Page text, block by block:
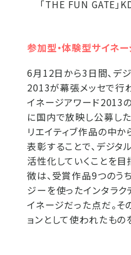
「THE FUN GATE」
参加型・体験型サイネ
6月12日から3日間、デ
2013が幕張メッセで行
イネージアワード2013
に国内で放映し公募し
リエイティブ作品の中
表彰することで、デジタ
活性化していくことを
徴は、受賞作品9つのう
ジーを使ったインタラ
イネージだった点だ。
ョンとして使われたもの